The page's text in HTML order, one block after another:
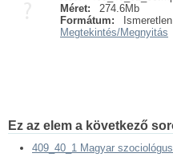
Méret:
274.6Mb
Formátum:
Ismeretlen
Megtekintés/Megnyitás
Ez az elem a következő
409_40_1 Magyar